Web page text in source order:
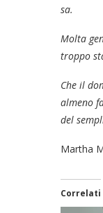
sa.
Molta
troppo
Che il
almeno
del
Martha
Correlati